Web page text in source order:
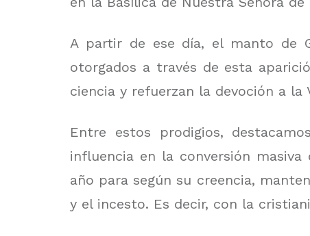
A partir de ese día, el manto de
otorgados a través de esta
ciencia y refuerzan la devoción a la
Entre estos prodigios,
influencia en la conversión
año para según su creencia,
y el incesto. Es decir, con la